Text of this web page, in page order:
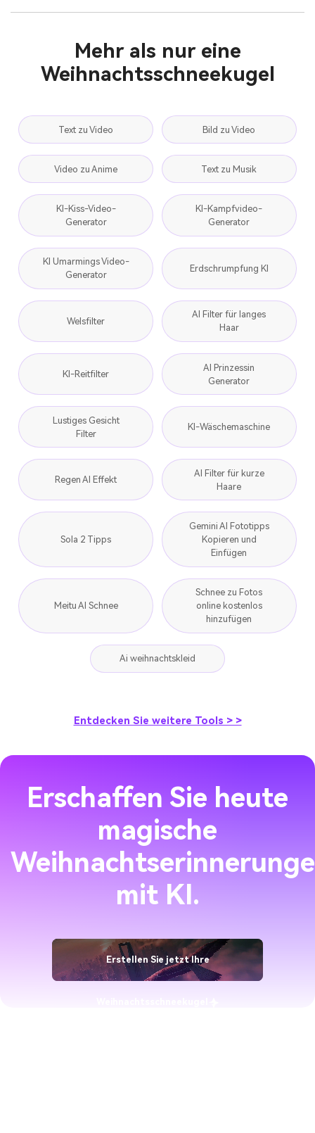
Mehr als nur eine
Weihnachtsschneekugel
Text zu Video Bild zu Video
Video zu Anime Text zu Musik
KI-Kiss-Video-
Generator
KI-Kampfvideo-
Generator
KI Umarmings Video-
Generator
Erdschrumpfung KI
Welsfilter
AI Filter für langes
Haar
KI-Reitfilter
AI Prinzessin
Generator
Lustiges Gesicht
Filter
KI-Wäschemaschine
Regen AI Effekt
AI Filter für kurze
Haare
Sola 2 Tipps
Gemini AI Fototipps
Kopieren und
Einfügen
Meitu AI Schnee
Schnee zu Fotos
online kostenlos
hinzufügen
Ai weihnachtskleid
Entdecken Sie weitere Tools > >
Erschaffen Sie heute
magische
mit KI.
Erstellen Sie jetzt Ihre